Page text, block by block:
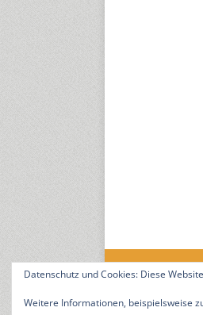
Datenschutz und Cookies: Diese
Weitere Informationen, beispielsweise